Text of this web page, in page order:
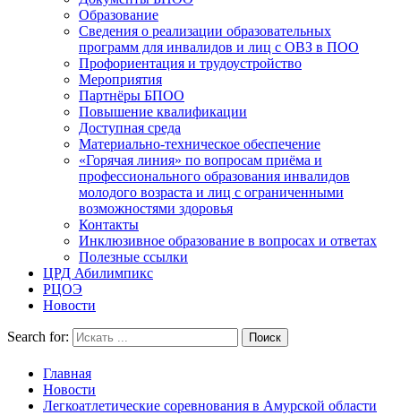
Образование
Сведения о реализации образовательных
программ для инвалидов и лиц с ОВЗ в ПОО
Профориентация и трудоустройство
Мероприятия
Партнёры БПОО
Повышение квалификации
Доступная среда
Материально-техническое обеспечение
«Горячая линия» по вопросам приёма и
профессионального образования инвалидов
молодого возраста и лиц с ограниченными
возможностями здоровья
Контакты
Инклюзивное образование в вопросах и ответах
Полезные ссылки
ЦРД Абилимпикс
РЦОЭ
Новости
Search for:
Главная
Новости
Легкоатлетические соревнования в Амурской области